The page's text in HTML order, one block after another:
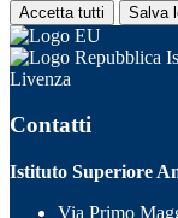
Accetta tutti Salva
Livenza
Contatti
Istituto Superiore
Via Primo